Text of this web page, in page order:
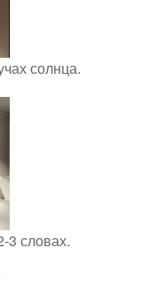
солнца.
3 словах.